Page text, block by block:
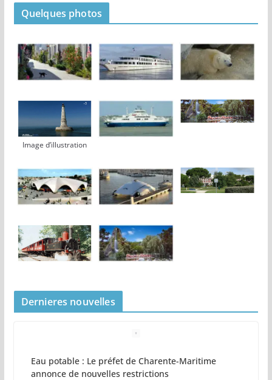
Quelques photos
Image d’illustration
Dernieres nouvelles
Eau potable : Le préfet de Charente-Maritime
annonce de nouvelles restrictions